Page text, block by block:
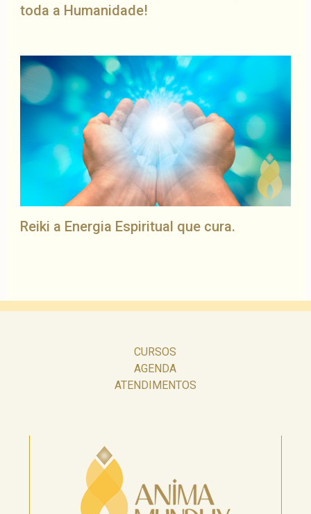
toda a Humanidade!
Reiki a Energia Espiritual que cura.
CURSOS
AGENDA
ATENDIMENTOS